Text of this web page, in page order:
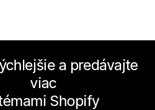
a predávajte
viac
Shopify